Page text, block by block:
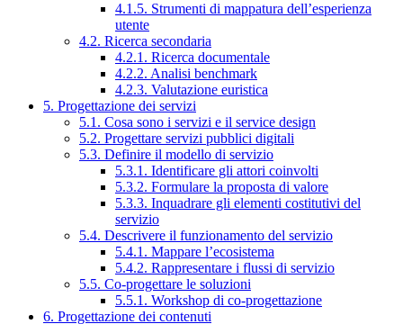
4.1.5. Strumenti di mappatura dell’esperienza
utente
4.2. Ricerca secondaria
4.2.1. Ricerca documentale
4.2.2. Analisi benchmark
4.2.3. Valutazione euristica
5. Progettazione dei servizi
5.1. Cosa sono i servizi e il service design
5.2. Progettare servizi pubblici digitali
5.3. Definire il modello di servizio
5.3.1. Identificare gli attori coinvolti
5.3.2. Formulare la proposta di valore
5.3.3. Inquadrare gli elementi costitutivi del
servizio
5.4. Descrivere il funzionamento del servizio
5.4.1. Mappare l’ecosistema
5.4.2. Rappresentare i flussi di servizio
5.5. Co-progettare le soluzioni
5.5.1. Workshop di co-progettazione
6. Progettazione dei contenuti